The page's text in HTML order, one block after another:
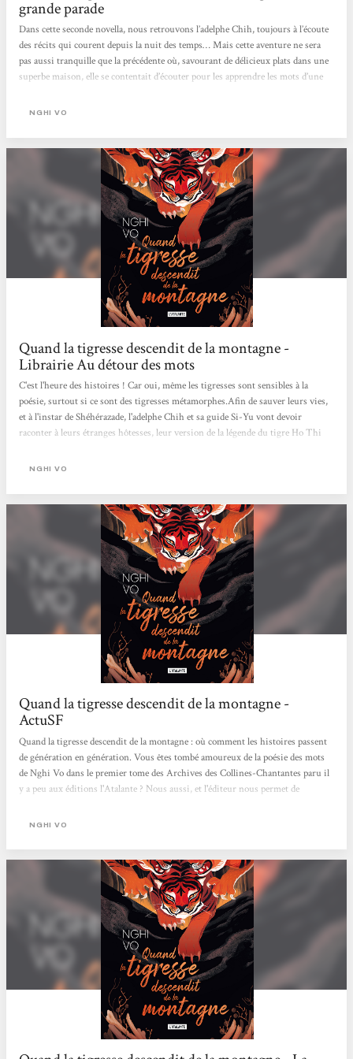
grande parade
Dans cette seconde novella, nous retrouvons l’adelphe Chih, toujours à l’écoute
des récits qui courent depuis la nuit des temps… Mais cette aventure ne sera
pas aussi tranquille que la précédente où, savourant de délicieux plats dans une
superbe maison, elle se contentait d’écouter pour les apprendre les mots d’une
franchir une montagne. Et c’est à dos de mammouth qu’elle le fait, accompagnée
voyage se fait très...
NGHI VO
Quand la tigresse descendit de la montagne -
Librairie Au détour des mots
C'est l'heure des histoires ! Car oui, même les tigresses sont sensibles à la
poésie, surtout si ce sont des tigresses métamorphes.Afin de sauver leurs vies,
et à l'instar de Shéhérazade, l'adelphe Chih et sa guide Si-Yu vont devoir
raconter à leurs étranges hôtesses, leur version de la légende du tigre Ho Thi
les codes des contes asiatiques et qui interroge par exemple notre capacité à
dépendent de celleux qui...
NGHI VO
Quand la tigresse descendit de la montagne -
ActuSF
Quand la tigresse descendit de la montagne : où comment les histoires passent
de génération en génération. Vous êtes tombé amoureux de la poésie des mots
de Nghi Vo dans le premier tome des Archives des Collines-Chantantes paru il
y a peu aux éditions l'Atalante ? Nous aussi, et l'éditeur nous permet de
seconde novella, Quand la tigresse descendit de la montagne, paru le mois
vous retrouverez l'adelphe Chih et son oreille attentive aux mots des autres.
NGHI VO